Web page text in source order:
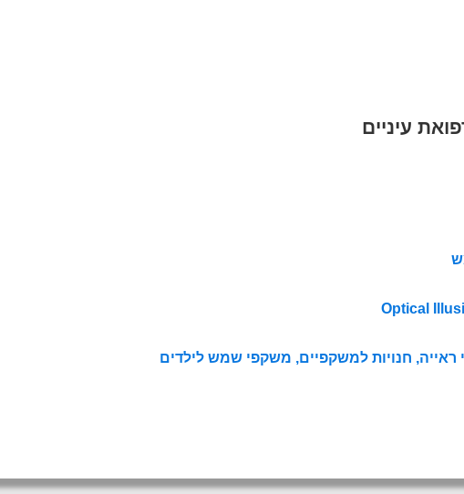
עיניים
ראייה, חנויות למשקפיים, משקפי שמש לילדים